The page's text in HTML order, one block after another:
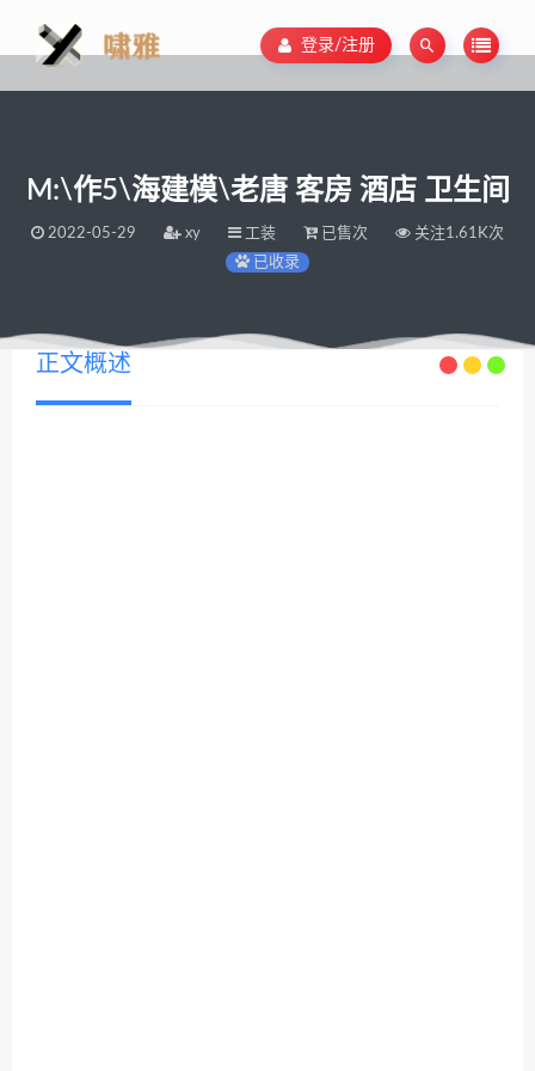
登录/注册
M:\作5\海建模\老唐 客房 酒店 卫生间
2022-05-29 xy 工装 已售次
关注1.61K次
已收录
正文概述